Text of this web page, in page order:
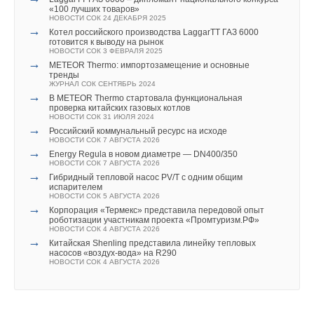
«100 лучших товаров»
НОВОСТИ СОК 24 ДЕКАБРЯ 2025
→
Котел российского производства LaggarTT ГАЗ 6000
готовится к выводу на рынок
НОВОСТИ СОК 3 ФЕВРАЛЯ 2025
→
METEOR Thermo: импортозамещение и основные
тренды
ЖУРНАЛ СОК СЕНТЯБРЬ 2024
→
В METEOR Thermo стартовала функциональная
проверка китайских газовых котлов
НОВОСТИ СОК 31 ИЮЛЯ 2024
→ Российский коммунальный ресурс на исходе
НОВОСТИ СОК 7 АВГУСТА 2026
→ Energy Regula в новом диаметре — DN400/350
НОВОСТИ СОК 7 АВГУСТА 2026
→
Гибридный тепловой насос PV/T с одним общим
испарителем
НОВОСТИ СОК 5 АВГУСТА 2026
→
Корпорация «Термекс» представила передовой опыт
роботизации участникам проекта «Промтуризм.РФ»
НОВОСТИ СОК 4 АВГУСТА 2026
→
Китайская Shenling представила линейку тепловых
насосов «воздух-вода» на R290
НОВОСТИ СОК 4 АВГУСТА 2026